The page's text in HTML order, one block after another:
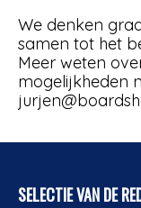
We denken
samen tot het
Meer weten
mogelijkheden
SELECTIE VAN DE